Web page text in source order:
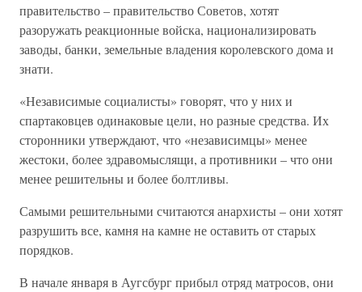
правительство – правительство Советов, хотят
разоружать реакционные войска, национализировать
заводы, банки, земельные владения королевского дома и
знати.
«Независимые социалисты» говорят, что у них и
спартаковцев одинаковые цели, но разные средства. Их
сторонники утверждают, что «независимцы» менее
жестоки, более здравомыслящи, а противники – что они
менее решительны и более болтливы.
Самыми решительными считаются анархисты – они хотят
разрушить все, камня на камне не оставить от старых
порядков.
В начале января в Аугсбург прибыл отряд матросов, они